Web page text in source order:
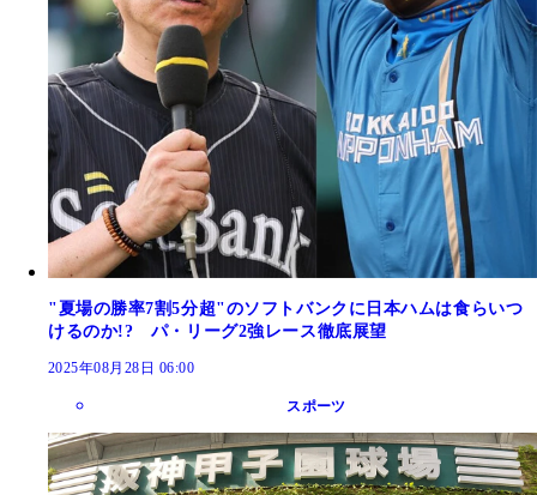
"夏場の勝率7割5分超"のソフトバンクに日本ハムは食らいつ
けるのか!? パ・リーグ2強レース徹底展望
2025年08月28日 06:00
スポーツ